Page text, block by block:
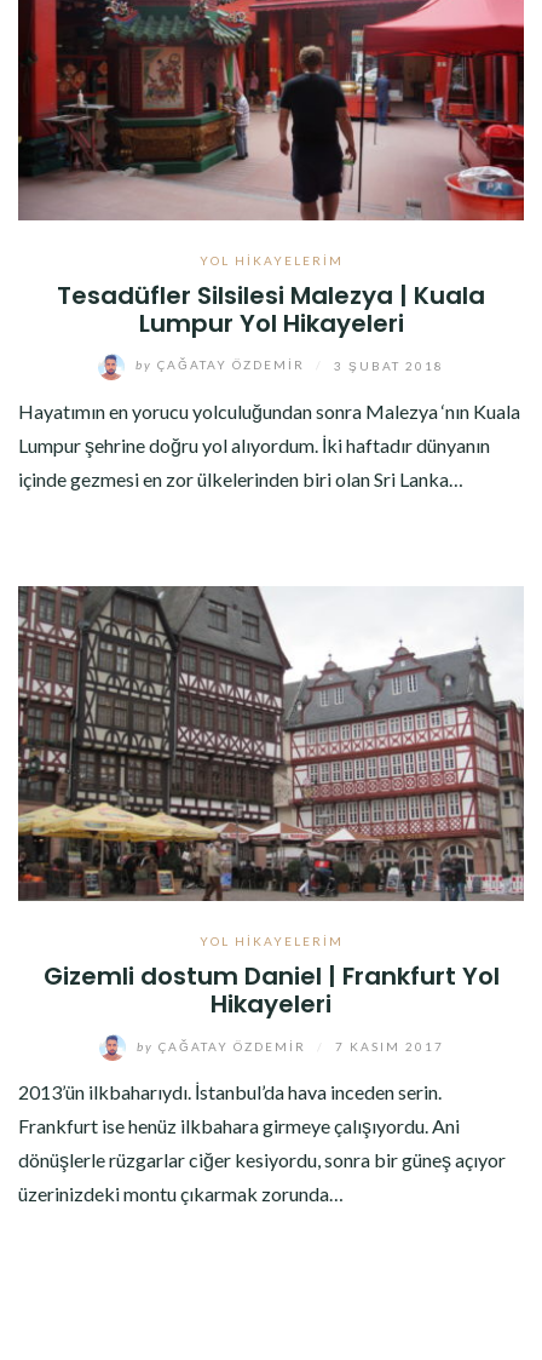
YOL HIKAYELERIM
Tesadüfler Silsilesi Malezya | Kuala
Lumpur Yol Hikayeleri
by ÇAĞATAY ÖZDEMIR 3 ŞUBAT 2018
Hayatımın en yorucu yolculuğundan sonra Malezya ‘nın Kuala
Lumpur şehrine doğru yol alıyordum. İki haftadır dünyanın
içinde gezmesi en zor ülkelerinden biri olan Sri Lanka…
YOL HIKAYELERIM
Gizemli dostum Daniel | Frankfurt Yol
Hikayeleri
by ÇAĞATAY ÖZDEMIR 7 KASIM 2017
2013’ün ilkbaharıydı. İstanbul’da hava inceden serin.
Frankfurt ise henüz ilkbahara girmeye çalışıyordu. Ani
dönüşlerle rüzgarlar ciğer kesiyordu, sonra bir güneş açıyor
üzerinizdeki montu çıkarmak zorunda…